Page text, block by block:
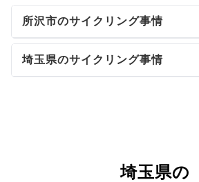
所沢市のサイクリング事情
埼玉県のサイクリング事情
埼玉県の